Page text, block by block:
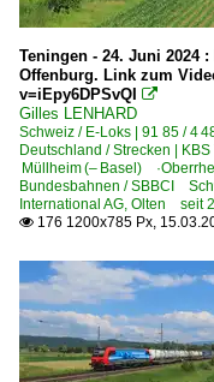
Teningen - 24. Juni 2024
Offenburg. Link zum
v=iEpy6DPSvQI

Gilles LENHARD
Schweiz / E-Loks | 91 85 /
Deutschland / Strecken |
Müllheim (– Basel)
Bundesbahnen / SBBCI
International AG, Olten seit
 176 1200x785 Px,